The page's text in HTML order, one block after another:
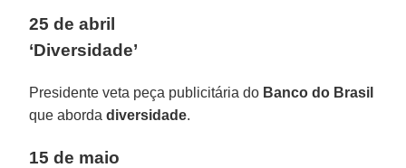
25 de abril
‘Diversidade’
Presidente veta peça publicitária do Banco do Brasil
que abordadiversidade.
15 de maio